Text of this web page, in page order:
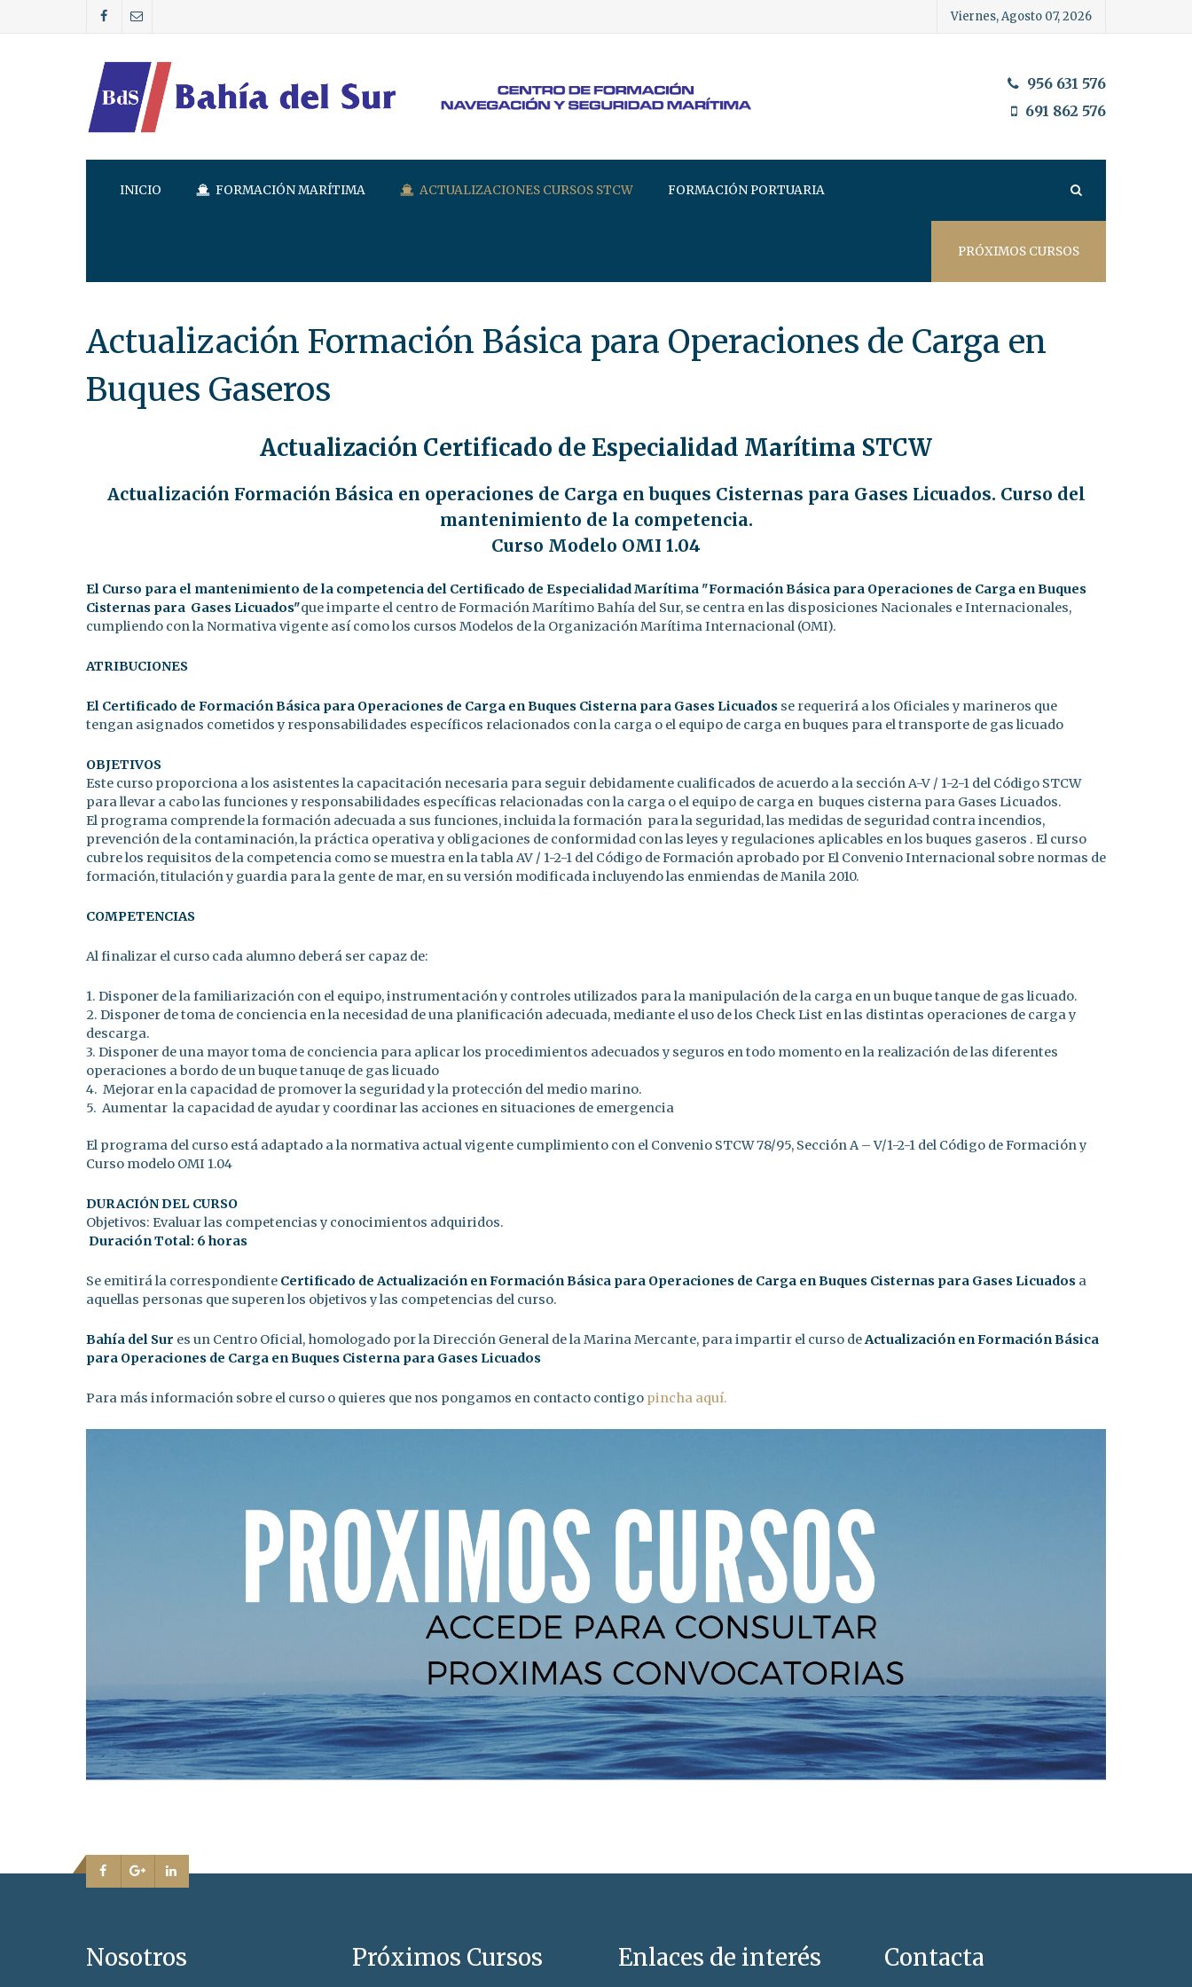
Viernes, Agosto 07, 2026
956 631 576
691 862 576
INICIO FORMACIÓN MARÍTIMA ACTUALIZACIONES CURSOS STCW FORMACIÓN PORTUARIA
PRÓXIMOS CURSOS
Actualización Formación Básica para Operaciones de Carga en
Buques Gaseros
Actualización Certificado de Especialidad Marítima STCW
Actualización Formación Básica en operaciones de Carga en buques Cisternas para Gases Licuados. Curso del
mantenimiento de la competencia.
Curso Modelo OMI 1.04
El Curso para el mantenimiento de la competencia del Certificado de Especialidad Marítima "Formación Básica para Operaciones de Carga en Buques
Cisternas para Gases Licuados"que imparte el centro de Formación Marítimo Bahía del Sur, se centra en las disposiciones Nacionales e Internacionales,
cumpliendo con la Normativa vigente así como los cursos Modelos de la Organización Marítima Internacional (OMI).
ATRIBUCIONES
El Certificado de Formación Básica para Operaciones de Carga en Buques Cisterna para Gases Licuados se requerirá a los Oficiales y marineros que
tengan asignados cometidos y responsabilidades específicos relacionados con la carga o el equipo de carga en buques para el transporte de gas licuado
OBJETIVOS
Este curso proporciona a los asistentes la capacitación necesaria para seguir debidamente cualificados de acuerdo a la sección A-V / 1-2-1 del Código STCW
para llevar a cabo las funciones y responsabilidades específicas relacionadas con la carga o el equipo de carga en buques cisterna para Gases Licuados.
El programa comprende la formación adecuada a sus funciones, incluida la formación para la seguridad, las medidas de seguridad contra incendios,
prevención de la contaminación, la práctica operativa y obligaciones de conformidad con las leyes y regulaciones aplicables en los buques gaseros . El curso
cubre los requisitos de la competencia como se muestra en la tabla AV / 1-2-1 del Código de Formación aprobado por El Convenio Internacional sobre normas de
formación, titulación y guardia para la gente de mar, en su versión modificada incluyendo las enmiendas de Manila 2010.
COMPETENCIAS
Al finalizar el curso cada alumno deberá ser capaz de:
1. Disponer de la familiarización con el equipo, instrumentación y controles utilizados para la manipulación de la carga en un buque tanque de gas licuado.
2. Disponer de toma de conciencia en la necesidad de una planificación adecuada, mediante el uso de los Check List en las distintas operaciones de carga y
descarga.
3. Disponer de una mayor toma de conciencia para aplicar los procedimientos adecuados y seguros en todo momento en la realización de las diferentes
operaciones a bordo de un buque tanuqe de gas licuado
4. Mejorar en la capacidad de promover la seguridad y la protección del medio marino.
5. Aumentar la capacidad de ayudar y coordinar las acciones en situaciones de emergencia
El programa del curso está adaptado a la normativa actual vigente cumplimiento con el Convenio STCW 78/95, Sección A – V/1-2-1 del Código de Formación y
Curso modelo OMI 1.04
DURACIÓN DEL CURSO
Objetivos: Evaluar las competencias y conocimientos adquiridos.
Duración Total: 6 horas
Se emitirá la correspondiente Certificado de Actualización en Formación Básica para Operaciones de Carga en Buques Cisternas para Gases Licuados a
aquellas personas que superen los objetivos y las competencias del curso.
Bahía del Sur es un Centro Oficial, homologado por la Dirección General de la Marina Mercante, para impartir el curso deActualización enFormación Básica
para Operaciones de Carga en Buques Cisterna para Gases Licuados
Para más información sobre el curso o quieres que nos pongamos en contacto contigo pincha aquí.
Nosotros Próximos Cursos Enlaces de interés Contacta